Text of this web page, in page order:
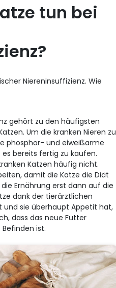
tun bei
Niereninsuffizienz. Wie
gehört zu den häufigsten
Um die kranken Nieren zu
phosphor- und eiweißarme
es bereits fertig zu kaufen.
Katzen häufig nicht.
damit die Katze die Diät
Ernährung erst dann auf die
dank der tierärztlichen
und sie überhaupt Appetit hat,
dass das neue Futter
ist.